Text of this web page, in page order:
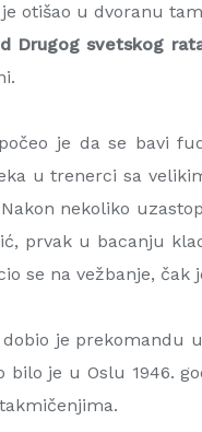
otišao u dvoranu
Drugog svetskog
je da se bavi
u trenerci sa
nekoliko
prvak u bacanju
se na vežbanje,
dobio je
bilo je u Oslu 1946.